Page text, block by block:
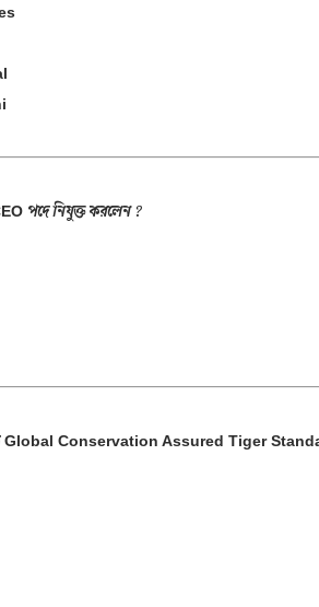
পদে নিযুক্ত করলেন ?
Global Conservation Assured Tiger